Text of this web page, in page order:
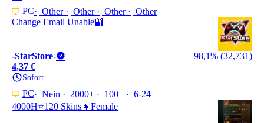
PC Other Other Other
Other
Change Email Unable🔐
-StarStore-
98,1% (32,731)
4,37 €
Sofort
PC Nein 2000+ 100+
6-24
4000H⭐120 Skins👧Female